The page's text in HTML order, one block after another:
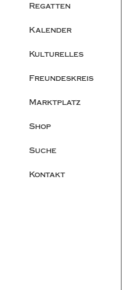
Regatten
Kalender
Kulturelles
Freundeskreis
Marktplatz
Shop
Suche
Kontakt